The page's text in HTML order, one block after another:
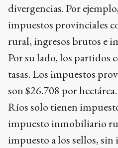
divergencias. Por
impuestos provinciales
rural, ingresos brutos e
Por su lado, los partidos
tasas. Los impuestos
son $26.708 por
Ríos solo tienen
impuesto inmobiliario
impuesto a los sellos,